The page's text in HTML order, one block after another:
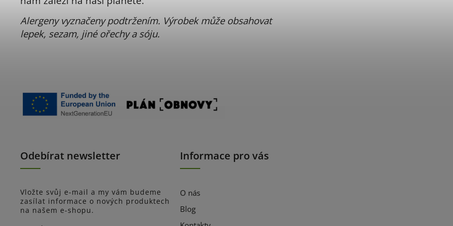
Alergeny vyznačeny podtržením. Výrobek může obsahovat
lepek, sezam, jiné ořechy a sóju.
Odebírat newsletter
Vložte svůj e-mail a my vám budeme
zasílat informace o nových produktech
na našem e-shopu.
Informace pro vás
O nás
Blog